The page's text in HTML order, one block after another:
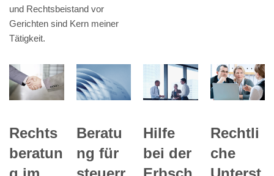
und Rechtsbeistand vor
Gerichten sind Kern meiner
Tätigkeit.
Rechts
beratun
Beratu
ng für
Hilfe
bei der
Rechtli
che